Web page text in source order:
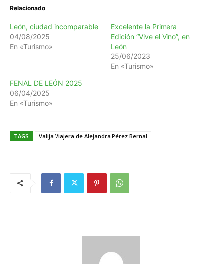
Relacionado
León, ciudad incomparable
04/08/2025
En «Turismo»
Excelente la Primera
Edición “Vive el Vino”, en
León
25/06/2023
En «Turismo»
FENAL DE LEÓN 2025
06/04/2025
En «Turismo»
TAGS Valija Viajera de Alejandra Pérez Bernal